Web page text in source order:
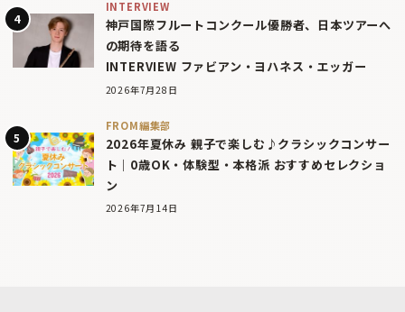
INTERVIEW
神戸国際フルートコンクール優勝者、日本ツアーへ
の期待を語る
INTERVIEW ファビアン・ヨハネス・エッガー
2026年7月28日
FROM編集部
2026年夏休み 親子で楽しむ♪クラシックコンサー
ト｜0歳OK・体験型・本格派 おすすめセレクショ
ン
2026年7月14日